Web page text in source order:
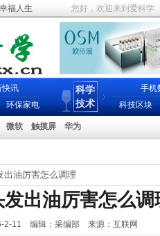
福人生 您好，欢迎来到爱科学
快讯
环保家电
科学
技术
手机
科技区块
微软 触摸屏 华为
出油厉害怎么调理
发出油厉害怎么调
2-11 编辑：采编部 来源：互联网